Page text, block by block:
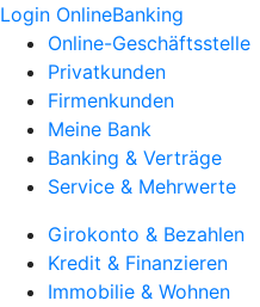
Login OnlineBanking
Online-Geschäftsstelle
Privatkunden
Firmenkunden
Meine Bank
Banking & Verträge
Service & Mehrwerte
Girokonto & Bezahlen
Kredit & Finanzieren
Immobilie & Wohnen